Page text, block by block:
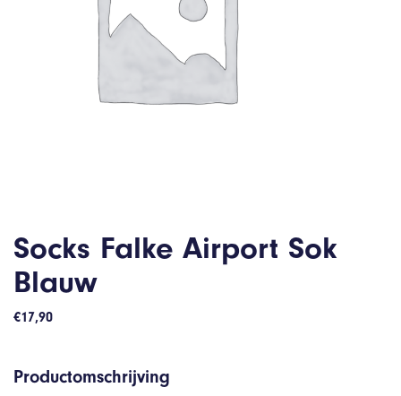
Socks Falke Airport Sok
Blauw
€17,90
Productomschrijving